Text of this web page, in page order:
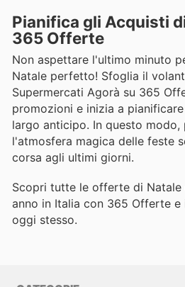
Pianifica gli Acquisti
365 Offerte
Non aspettare l'ultimo minuto
Natale perfetto! Sfoglia il
Supermercati Agorà su 365
promozioni e inizia a
largo anticipo. In questo
l'atmosfera magica delle feste
corsa agli ultimi giorni.
Scopri tutte le offerte di
anno in Italia con 365 Offerte e
oggi stesso.